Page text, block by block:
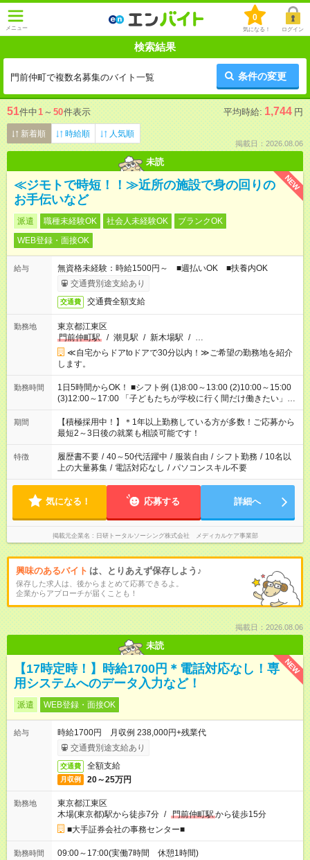
メニュー
0
気になる！ ログイン
検索結果
門前仲町で複数名募集のバイト一覧 条件の変更
51件中1 ～ 50件表示 平均時給: 1,744 円
新着順 時給順 人気順
掲載日：2026.08.06
未読
NEW
≪ジモトで時短！！≫近所の施設で身の回りの
お手伝いなど
派遣 職種未経験OK 社会人未経験OK
ブランクOK
WEB登録・面接OK
給与
無資格未経験：時給1500円～ ■週払いOK ■扶養内OK
交通費別途支給あり
交通費 交通費全額支給
勤務地
東京都江東区
門前仲町駅
/ 潮見駅 / 新木場駅 / …
≪自宅からドアtoドアで30分以内！≫ご希望の勤務地を紹介
します。
勤務時間
1日5時間からOK！ ■シフト例 (1)8:00～13:00 (2)10:00～15:00
(3)12:00～17:00 「子どもたちが学校に行く間だけ働きたい」
「余裕を持って夕飯の準備がしたい」 「午前中は働いて、午後
はプライベートの時間にしたい」 など、ご希望を教えてくださ
いね。 ※Wワーク希望の方へ 今ご覧のお仕事で希望する勤務時
間と、もう1つのお仕事の勤務時間。 合計で週40時間を超える
場合は応募できません。
期間
【積極採用中！】＊1年以上勤務している方が多数！ご応募から
最短2～3日後の就業も相談可能です！
特徴 履歴書不要 / 40～50代活躍中 / 服装自由 / シフト勤務 / 10名以
上の大量募集 / 電話対応なし / パソコンスキル不要
気になる！ 応募する 詳細へ
掲載元企業名 日研トータルソーシング株式会社 メディカルケア事業部
興味のあるバイト は、とりあえず保存しよう♪
保存した求人は、後からまとめて応募できるよ。
企業からアプローチが届くことも！
掲載日：2026.08.06
未読
NEW
【17時定時！】時給1700円＊電話対応なし！専
用システムへのデータ入力など！
派遣 WEB登録・面接OK
給与
時給1700円 月収例 238,000円+残業代
交通費別途支給あり
交通費 全額支給
月収例 20～25万円
勤務地
東京都江東区
木場(東京都)駅から徒歩7分 / 門前仲町駅から徒歩15分
■大手証券会社の事務センター■
勤務時間 09:00～17:00(実働7時間 休憩1時間)